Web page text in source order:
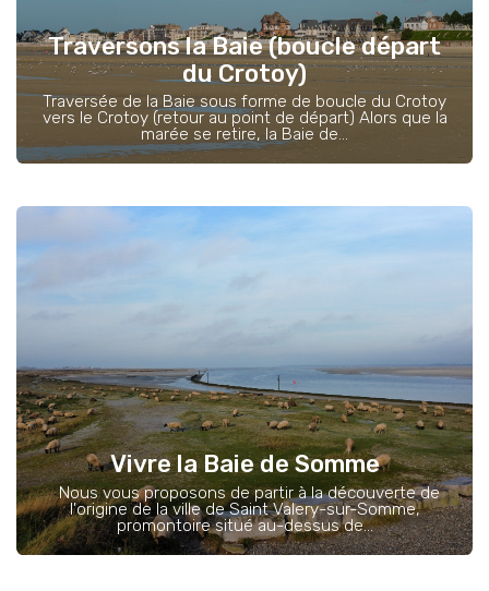
Traversons la Baie (boucle départ
du Crotoy)
Traversée de la Baie sous forme de boucle du Crotoy
vers le Crotoy (retour au point de départ) Alors que la
marée se retire, la Baie de...
Vivre la Baie de Somme
Nous vous proposons de partir à la découverte de
l'origine de la ville de Saint Valery-sur-Somme,
promontoire situé au-dessus de...